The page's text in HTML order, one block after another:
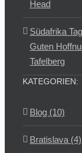
Head
Südafrika
Guten
Tafelberg
KATEGORIEN:
Blog (10)
Bratislava (4)